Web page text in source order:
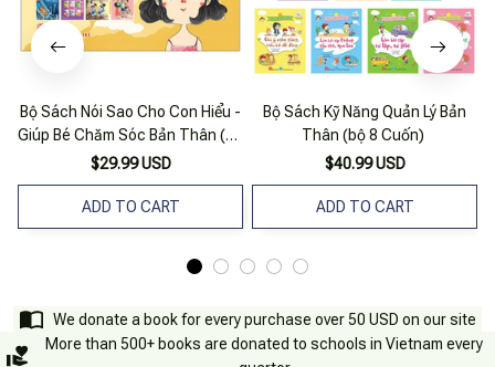
Bộ Sách Nói Sao Cho Con Hiểu -
Giúp Bé Chăm Sóc Bản Thân (bộ
8 Cuốn)
$29.99 USD
ADD TO CART
Bộ Sách Kỹ Năng Quản Lý Bản
Thân (bộ 8 Cuốn)
$40.99 USD
ADD TO CART
We donate a book for every purchase over 50 USD on our site
More than 500+ books are donated to schools in Vietnam every